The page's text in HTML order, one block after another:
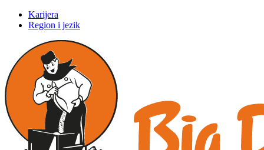
Karijera
Region i jezik